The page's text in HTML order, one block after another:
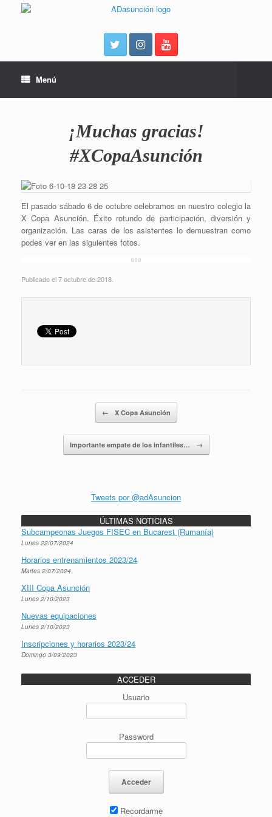
Menú
¡Muchas gracias!
#XCopaAsunción
El pasado sábado 6 de octubre celebramos en nuestro colegio la
X Copa Asunción. Éxito rotundo de participación, diversión y
organización. Las caras de los asistentes lo demuestran como
podes ver en las siguientes fotos.
Publicado el 7 octubre de 2018.
← X Copa Asunción
Importante empate de los infantiles… →
Tweets por @adAsuncion
ÚLTIMAS NOTICIAS
Subcampeonas Juegos FISEC en Bucarest (Rumanía)
Lunes 22/07/2024
Horarios entrenamientos 2023/24
Martes 2/07/2024
XIII Copa Asunción
Lunes 2/10/2023
Nuevas equipaciones
Lunes 2/10/2023
Inscripciones y horarios 2023/24
Domingo 3/09/2023
ACCEDER
Usuario
Password
Recordarme